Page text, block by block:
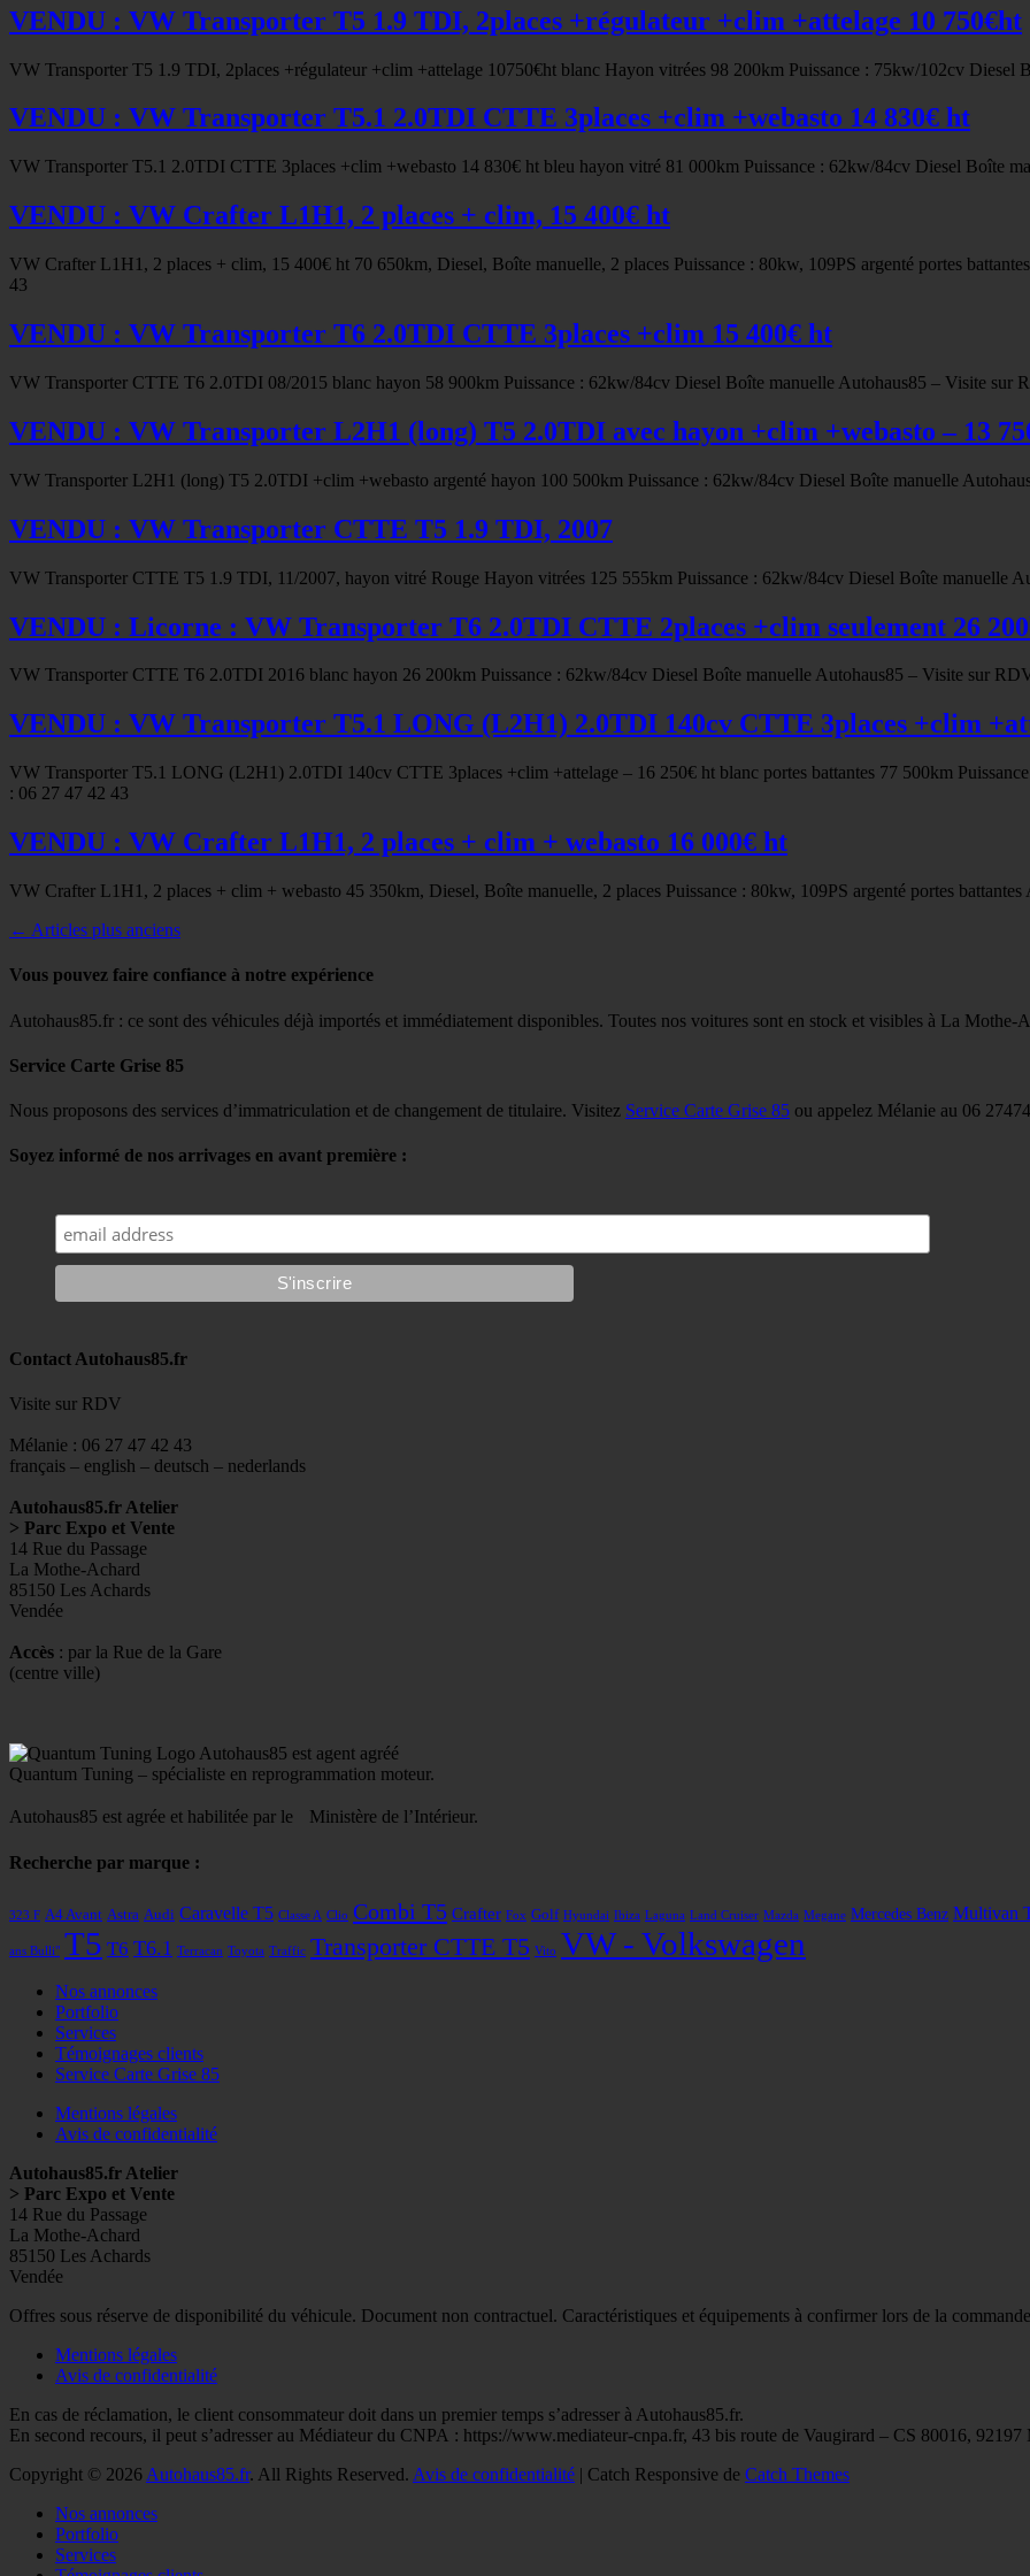
VENDU : VW Transporter T5 1.9 TDI, 2places +régulateur +clim +attelage 10 750€ht
VW Transporter T5 1.9 TDI, 2places +régulateur +clim +attelage 10750€ht blanc Hayon vitrées 98 200km Puissance : 75kw/102cv
VENDU : VW Transporter T5.1 2.0TDI CTTE 3places +clim +webasto 14 830€ ht
VW Transporter T5.1 2.0TDI CTTE 3places +clim +webasto 14 830€ ht bleu hayon vitré 81 000km Puissance : 62kw/84cv Diesel Boîte
VENDU : VW Crafter L1H1, 2 places + clim, 15 400€ ht
VW Crafter L1H1, 2 places + clim, 15 400€ ht 70 650km, Diesel, Boîte manuelle, 2 places Puissance : 80kw, 109PS argenté portes
43
VENDU : VW Transporter T6 2.0TDI CTTE 3places +clim 15 400€ ht
VW Transporter CTTE T6 2.0TDI 08/2015 blanc hayon 58 900km Puissance : 62kw/84cv Diesel Boîte manuelle Autohaus85 – Visite sur
VENDU : VW Transporter L2H1 (long) T5 2.0TDI avec hayon +clim +webasto – 13
VW Transporter L2H1 (long) T5 2.0TDI +clim +webasto argenté hayon 100 500km Puissance : 62kw/84cv Diesel Boîte manuelle
VENDU : VW Transporter CTTE T5 1.9 TDI, 2007
VW Transporter CTTE T5 1.9 TDI, 11/2007, hayon vitré Rouge Hayon vitrées 125 555km Puissance : 62kw/84cv Diesel Boîte manuelle
VENDU : Licorne : VW Transporter T6 2.0TDI CTTE 2places +clim seulement 26
VW Transporter CTTE T6 2.0TDI 2016 blanc hayon 26 200km Puissance : 62kw/84cv Diesel Boîte manuelle Autohaus85 – Visite sur
VENDU : VW Transporter T5.1 LONG (L2H1) 2.0TDI 140cv CTTE 3places +clim
VW Transporter T5.1 LONG (L2H1) 2.0TDI 140cv CTTE 3places +clim +attelage – 16 250€ ht blanc portes battantes 77 500km
: 06 27 47 42 43
VENDU : VW Crafter L1H1, 2 places + clim + webasto 16 000€ ht
VW Crafter L1H1, 2 places + clim + webasto 45 350km, Diesel, Boîte manuelle, 2 places Puissance : 80kw, 109PS argenté portes
Navigation
articles
← Articles plus anciens
Vous pouvez faire confiance à notre expérience
Autohaus85.fr : ce sont des véhicules déjà importés et immédiatement disponibles. Toutes nos voitures sont en stock et visibles à La Mothe-
Service Carte Grise 85
Nous proposons des services d’immatriculation et de changement de titulaire. Visitez Service Carte Grise 85 ou appelez Mélanie au 06
Soyez informé de nos arrivages en avant première :
Contact Autohaus85.fr
Visite sur RDV
Mélanie : 06 27 47 42 43
français – english – deutsch – nederlands
Autohaus85.fr Atelier
> Parc Expo et Vente
14 Rue du Passage
La Mothe-Achard
85150 Les Achards
Vendée
Accès : par la Rue de la Gare
(centre ville)
Autohaus85 est agent agréé
Quantum Tuning – spécialiste en reprogrammation moteur.
Autohaus85 est agrée et habilitée par le Ministère de l’Intérieur.
Recherche par marque :
323 F A4 Avant Astra Audi Caravelle T5 Classe A Clio Combi T5 Crafter Fox Golf Hyundai Ibiza Laguna Land Cruiser Mazda Megane Mercedes Benz Multivan
ans Bulli" T5 T6 T6.1 Terracan Toyota Traffic Transporter CTTE T5 Vito VW - Volkswagen
Nos annonces
Portfolio
Services
Témoignages clients
Service Carte Grise 85
Mentions légales
Avis de confidentialité
Autohaus85.fr Atelier
> Parc Expo et Vente
14 Rue du Passage
La Mothe-Achard
85150 Les Achards
Vendée
Facebook
Googleplus
E-
Instagram
Tél
Offres sous réserve de disponibilité du véhicule. Document non contractuel. Caractéristiques et équipements à confirmer lors de la
Mentions légales
Avis de confidentialité
En cas de réclamation, le client consommateur doit dans un premier temps s’adresser à Autohaus85.fr.
En second recours, il peut s’adresser au Médiateur du CNPA : https://www.mediateur-cnpa.fr, 43 bis route de Vaugirard – CS 80016,
Copyright © 2026 Autohaus85.fr. All Rights Reserved. Avis de confidentialité | Catch Responsive de Catch Themes
remonterNos annonces
Portfolio
Services